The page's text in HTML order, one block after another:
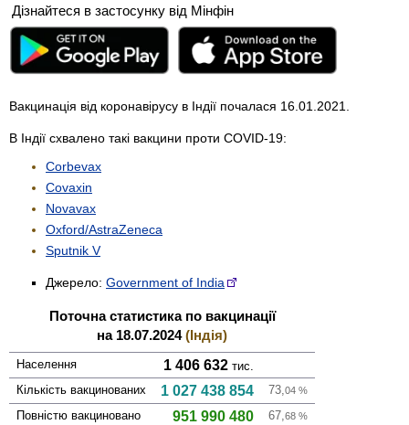
Дізнайтеся в застосунку від Мінфін
Вакцинація від коронавірусу в Індії почалася 16.01.2021.
В Індії схвалено такі вакцини проти COVID-19:
Corbevax
Covaxin
Novavax
Oxford/AstraZeneca
Sputnik V
Джерело: Government of India
Поточна статистика по вакцинації
на 18.07.2024(Індія)
Населення 1 406 632 тис.
Кількість вакци­нованих
1 027 438 854 73, 04 %
Повністю вакци­новано 951 990 480 67, 68 %